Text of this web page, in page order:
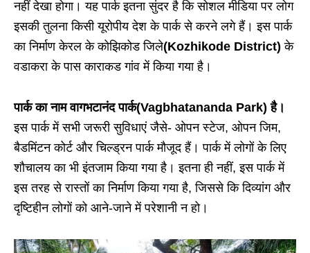
नहीं देखा होगा। यह पार्क इतना सुंदर है कि सोशल मीडिया पर लोग
इसकी तुलना किसी यूरोपीय देश के पार्क से करने लगे हैं। इस पार्क
का निर्माण केरल के कोझिकोड जिले(Kozhikode District) के
वडाकरा के पास काराकड गांव में किया गया है।
पार्क का नाम वागभटानंद पार्क(Vagbhatananda Park) है।
इस पार्क में सभी जरूरी सुविधाएं जैसे- ओपन स्टेज, ओपन जिम,
बैडमिंटन कोर्ट और चिल्ड्रन पार्क मौजूद हैं। पार्क में लोगों के लिए
शौचालय का भी इंतजाम किया गया है। इतना ही नहीं, इस पार्क में
इस तरह से रास्तों का निर्माण किया गया है, जिससे कि दिव्यांग और
दृष्टिहीन लोगों को आने-जाने में परेशानी न हो।